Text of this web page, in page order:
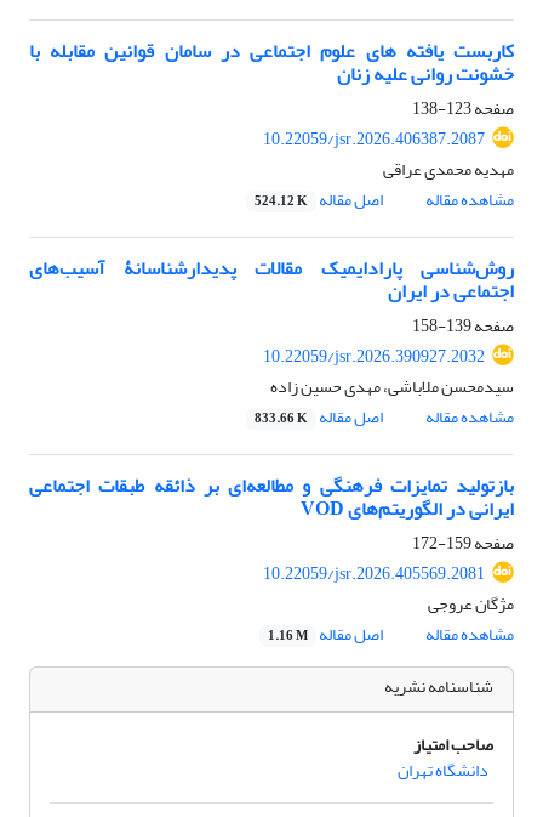
کاربست یافته های علوم اجتماعی در سامان قوانین مقابله با
خشونت روانی علیه زنان
صفحه123-138
10.22059/jsr.2026.406387.2087
مهدیه محمدی عراقی
مشاهده مقاله
اصل مقاله 524.12 K
روش‌‌‌شناسی پارادایمیک مقالات پدیدارشناسانۀ آسیب‌های
اجتماعی در ایران
صفحه139-158
10.22059/jsr.2026.390927.2032
سیدمحسن ملاباشی، مهدی حسین زاده
مشاهده مقاله
اصل مقاله 833.66 K
بازتولید تمایزات فرهنگی و مطالعه‌ای بر ذائقه طبقات اجتماعی
ایرانی در الگوریتم‌های VOD
صفحه159-172
10.22059/jsr.2026.405569.2081
مژگان عروجی
مشاهده مقاله
اصل مقاله 1.16 M
شناسنامه نشریه
صاحب امتیاز
دانشگاه تهران